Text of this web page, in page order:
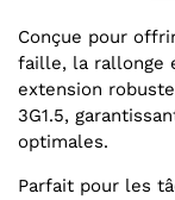
Conçue pour
faille, la rallonge
extension
3G1.5,
optimales.
Parfait pour les